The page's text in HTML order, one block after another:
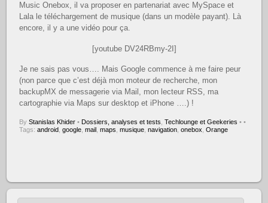
Music Onebox, il va proposer en partenariat avec MySpace et
Lala le téléchargement de musique (dans un modèle payant). Là
encore, il y a une vidéo pour ça.
[youtube DV24RBmy-2I]
Je ne sais pas vous…. Mais Google commence à me faire peur
(non parce que c’est déjà mon moteur de recherche, mon
backupMX de messagerie via Mail, mon lecteur RSS, ma
cartographie via Maps sur desktop et iPhone ….) !
ByStanislas Khider • Dossiers, analyses et tests ,Techlounge et Geekeries • •
Tags:android ,google ,mail ,maps ,musique ,navigation ,onebox ,Orange